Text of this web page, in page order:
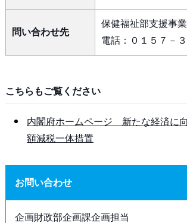
問い合わせ先
保健福祉部支援事
電話：０１５７－
こちらもご覧ください
内閣府ホームページ 新たな経済に
額減税一体措置
お問い合わせ
企画財政部企画課企画担当